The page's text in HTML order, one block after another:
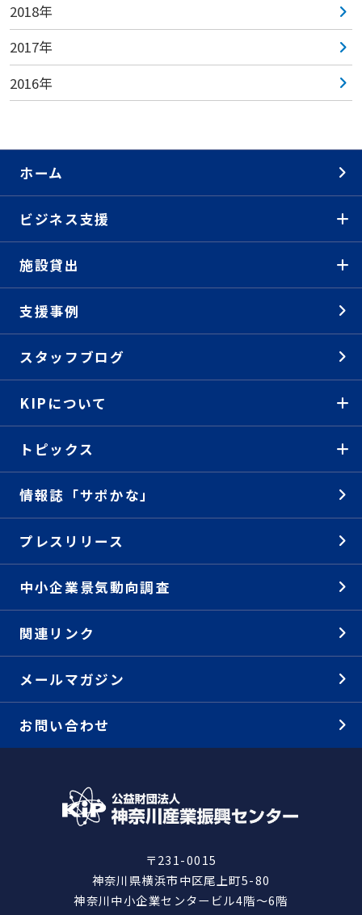
2018年
2017年
2016年
ホーム
ビジネス支援
施設貸出
支援事例
スタッフブログ
KIPについて
トピックス
情報誌「サポかな」
プレスリリース
中小企業景気動向調査
関連リンク
メールマガジン
お問い合わせ
〒231-0015
神奈川県横浜市中区尾上町5-80
神奈川中小企業センタービル4階～6階